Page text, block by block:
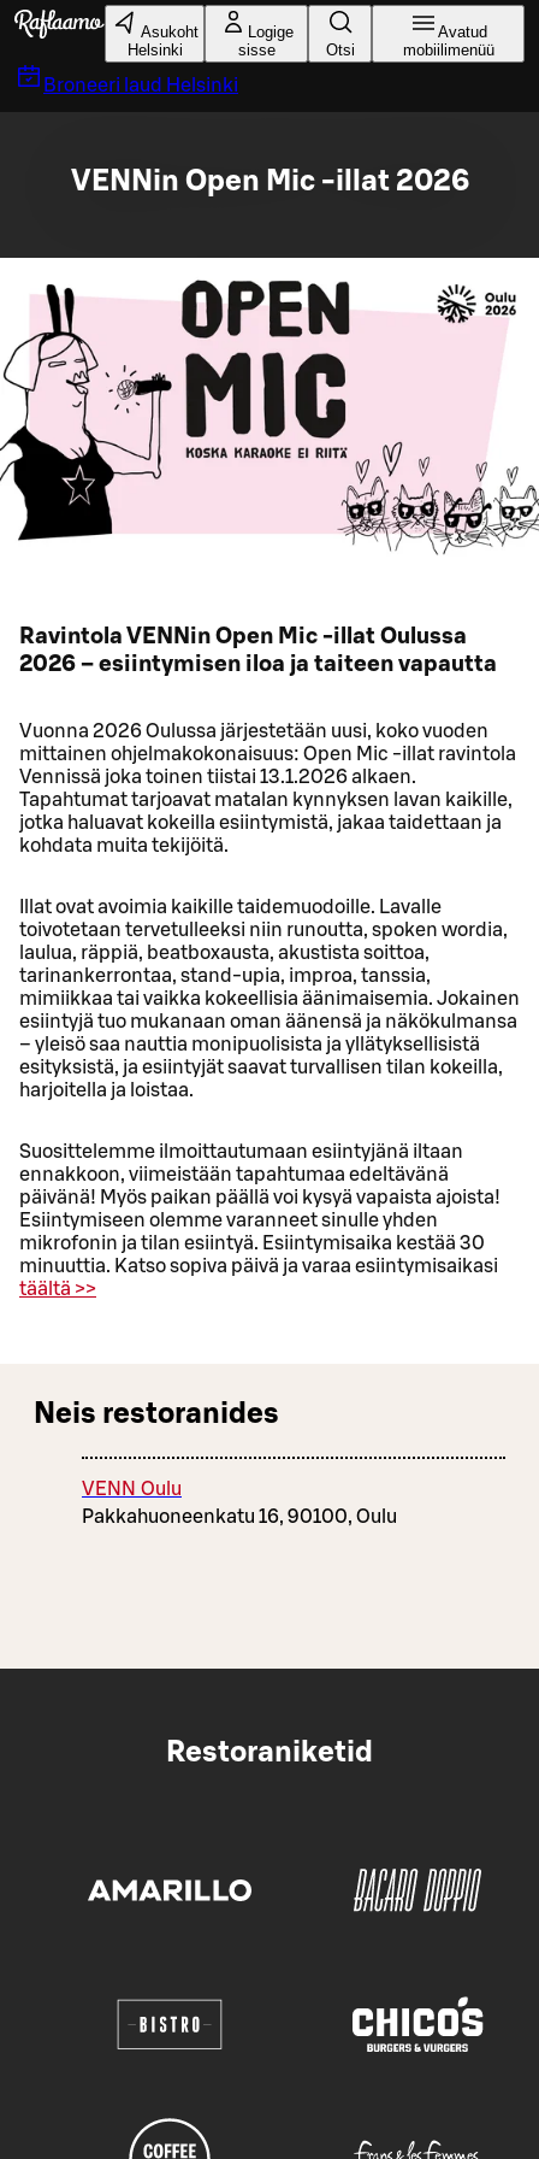
Liigu peamise sisu juurde
Asukoht
Helsinki
Logige
sisse
Otsi
Avatud
mobiilimenüü
Broneeri laud Helsinki
VENNin Open Mic -illat 2026
Ravintola VENNin Open Mic -illat Oulussa
2026 – esiintymisen iloa ja taiteen vapautta
Vuonna 2026 Oulussa järjestetään uusi, koko vuoden
mittainen ohjelmakokonaisuus: Open Mic -illat ravintola
Vennissä joka toinen tiistai 13.1.2026 alkaen.
Tapahtumat tarjoavat matalan kynnyksen lavan kaikille,
jotka haluavat kokeilla esiintymistä, jakaa taidettaan ja
kohdata muita tekijöitä.
Illat ovat avoimia kaikille taidemuodoille. Lavalle
toivotetaan tervetulleeksi niin runoutta, spoken wordia,
laulua, räppiä, beatboxausta, akustista soittoa,
tarinankerrontaa, stand-upia, improa, tanssia,
mimiikkaa tai vaikka kokeellisia äänimaisemia. Jokainen
esiintyjä tuo mukanaan oman äänensä ja näkökulmansa
– yleisö saa nauttia monipuolisista ja yllätyksellisistä
esityksistä, ja esiintyjät saavat turvallisen tilan kokeilla,
harjoitella ja loistaa.
Suosittelemme ilmoittautumaan esiintyjänä iltaan
ennakkoon, viimeistään tapahtumaa edeltävänä
päivänä! Myös paikan päällä voi kysyä vapaista ajoista!
Esiintymiseen olemme varanneet sinulle yhden
mikrofonin ja tilan esiintyä. Esiintymisaika kestää 30
minuuttia. Katso sopiva päivä ja varaa esiintymisaikasi
täältä >>
Neis restoranides
VENN Oulu
Pakkahuoneenkatu 16, 90100, Oulu
Restoraniketid